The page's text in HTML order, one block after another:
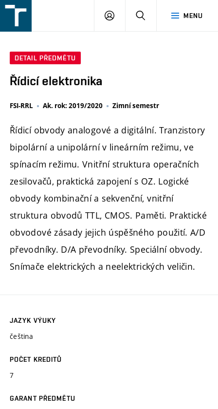
v
MENU
PŘIHLÁŠENÍ
DETAIL PŘEDMĚTU
Řídicí elektronika
FSI-RRL Ak. rok: 2019/2020 Zimní semestr
Řídicí obvody analogové a digitální. Tranzistory
bipolární a unipolární v lineárním režimu, ve
spínacím režimu. Vnitřní struktura operačních
zesilovačů, praktická zapojení s OZ. Logické
obvody kombinační a sekvenční, vnitřní
struktura obvodů TTL, CMOS. Paměti. Praktické
obvodové zásady jejich úspěšného použití. A/D
převodníky. D/A převodníky. Speciální obvody.
Snímače elektrických a neelektrických veličin.
JAZYK VÝUKY
čeština
POČET KREDITŮ
7
GARANT PŘEDMĚTU